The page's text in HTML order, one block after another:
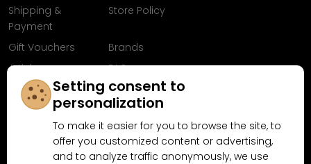
Shipping &
Payment
Store Policy
Gift Vouchers
Brands
Articles
FAQ
Follow us on
Facebook
Setting consent to
personalization
To make it easier for you to browse the site, to
offer you customized content or advertising,
and to analyze traffic anonymously, we use